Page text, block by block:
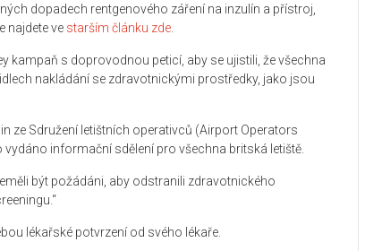
dopadech rentgenového záření na inzulín a přístroj,
najdete ve starším článku zde
kampaň s doprovodnou peticí, aby se ujistili, že všechna
nakládání se zdravotnickými prostředky, jako jsou
ze Sdružení letištních operativců (Airport Operators
informační sdělení pro všechna britská letiště.
být požádáni, aby odstranili zdravotnického
lékařské potvrzení od svého lékaře.